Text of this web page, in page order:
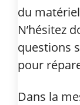
du
N’hésitez
questions
pour
Dans la